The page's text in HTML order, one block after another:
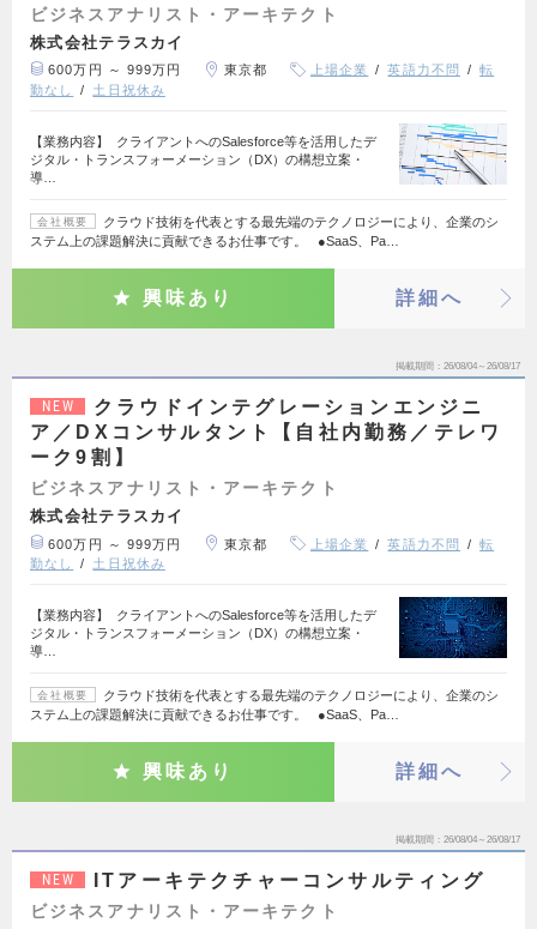
ビジネスアナリスト・アーキテクト
株式会社テラスカイ
600万円 ～ 999万円 東京都 上場企業 英語力不問
転
勤なし
土日祝休み
【業務内容】 クライアントへのSalesforce等を活用したデ
ジタル・トランスフォーメーション（DX）の構想立案・
導…
会社概要
クラウド技術を代表とする最先端のテクノロジーにより、企業のシ
ステム上の課題解決に貢献できるお仕事です。 ●SaaS、Pa…
興味あり 詳細へ
掲載期間 26/08/04～26/08/17
NEW
クラウドインテグレーションエンジニ
ア／DXコンサルタント【自社内勤務／テレワ
ーク9割】
ビジネスアナリスト・アーキテクト
株式会社テラスカイ
600万円 ～ 999万円 東京都 上場企業 英語力不問
転
勤なし
土日祝休み
【業務内容】 クライアントへのSalesforce等を活用したデ
ジタル・トランスフォーメーション（DX）の構想立案・
導…
会社概要
クラウド技術を代表とする最先端のテクノロジーにより、企業のシ
ステム上の課題解決に貢献できるお仕事です。 ●SaaS、Pa…
興味あり 詳細へ
掲載期間 26/08/04～26/08/17
NEW ITアーキテクチャーコンサルティング
ビジネスアナリスト・アーキテクト